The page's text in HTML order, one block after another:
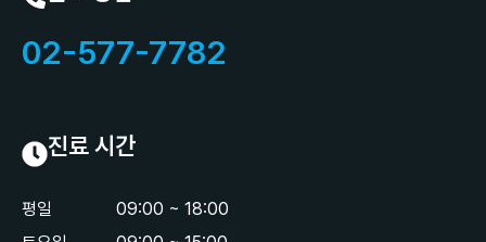
02-577-7782
진료 시간
평일
09:00 ~ 18:00